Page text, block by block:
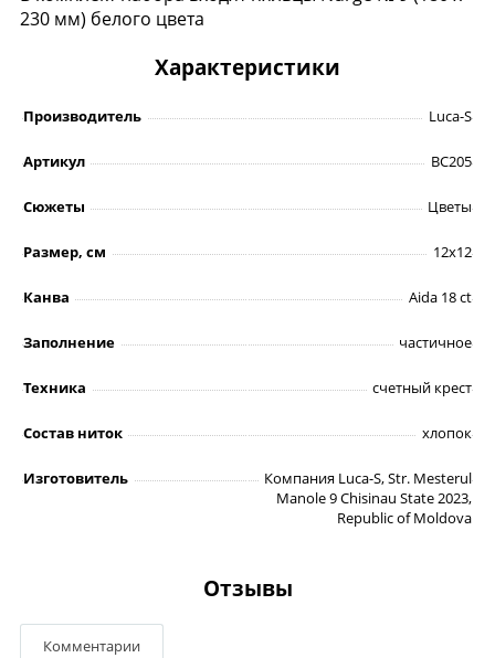
230 мм) белого цвета
Характеристики
Производитель Luca-S
Артикул BC205
Сюжеты Цветы
Размер, см 12х12
Канва Aida 18 ct
Заполнение частичное
Техника счетный крест
Состав ниток хлопок
Изготовитель
Компания Luca-S, Str. Mesterul
Manole 9 Chisinau State 2023,
Republic of Moldova
Отзывы
Комментарии